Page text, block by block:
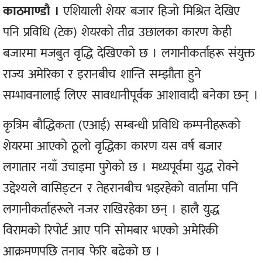
काठमाण्डौ । एशियाली शेयर बजार हिजो मिश्रित देखिए
पनि प्रविधि (टेक) शेयरको तीव्र उछालका कारण केही
बजारमा मजबुत वृद्धि देखिएको छ । लगानीकर्ताहरू संयुक्त
राज्य अमेरिका र इरानबीच शान्ति सम्झौता हुने
सम्भावनालाई लिएर सावधानीपूर्वक आशावादी बनेका छन् ।
कृत्रिम बौद्धिकता (एआई) सम्बन्धी प्रविधि कम्पनीहरूको
शेयरमा आएको ठूलो वृद्धिका कारण यस वर्ष बजार
लगातार नयाँ उचाइमा पुगेको छ । मध्यपूर्वमा युद्ध रोक्ने
उद्देश्यले वासिङ्टन र तेहरानबीच भइरहेको वार्तामा पनि
लगानीकर्ताहरूले नजर राखिरहेका छन् । हालै युद्ध
विरामको रिपोर्ट आए पनि सोमबार भएको अमेरिकी
आक्रमणपछि तनाव फेरि बढेको छ ।